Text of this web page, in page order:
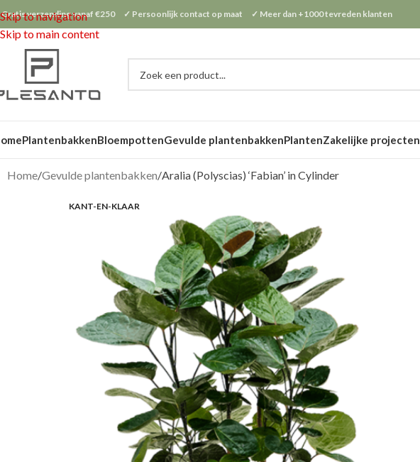
Skip to navigation
Skip to main content
verzending vanaf €250 ✓ Persoonlijk contact op maat ✓ Meer dan +1000 tevreden klanten
PlantenbakkenBloempottenGevulde plantenbakkenPlantenZakelijke projecten
Home Gevulde plantenbakken Aralia (Polyscias) ‘Fabian’ in Cylinder
KANT-EN-KLAAR